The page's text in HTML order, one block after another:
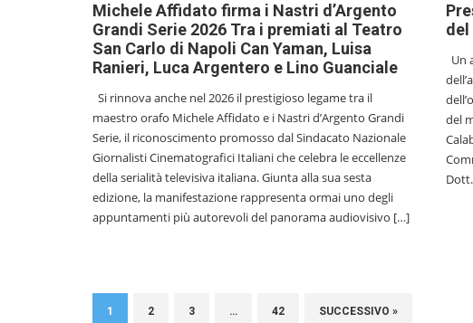
Michele Affidato firma i Nastri d’Argento
Grandi Serie 2026 Tra i premiati al Teatro
San Carlo di Napoli Can Yaman, Luisa
Ranieri, Luca Argentero e Lino Guanciale
Si rinnova anche nel 2026 il prestigioso legame tra il
maestro orafo Michele Affidato e i Nastri d’Argento Grandi
Serie, il riconoscimento promosso dal Sindacato Nazionale
Giornalisti Cinematografici Italiani che celebra le eccellenze
della serialità televisiva italiana. Giunta alla sua sesta
edizione, la manifestazione rappresenta ormai uno degli
appuntamenti più autorevoli del panorama audiovisivo […]
del
Un
del
1 2 3 … 42 SUCCESSIVO »